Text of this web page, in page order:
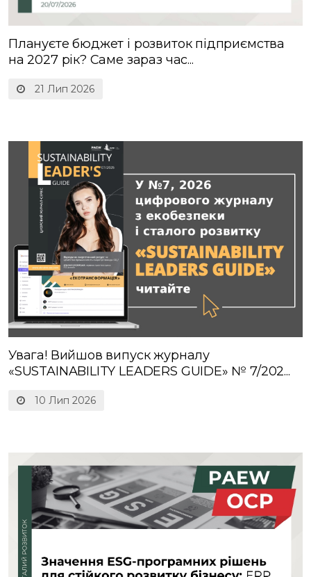
21 Лип 2026
Плануєте бюджет і розвиток підприємства
на 2027 рік? Саме зараз час...
10 Лип 2026
Увага! Вийшов випуск журналу
«SUSTAINABILITY LEADERS GUIDE» № 7/202...